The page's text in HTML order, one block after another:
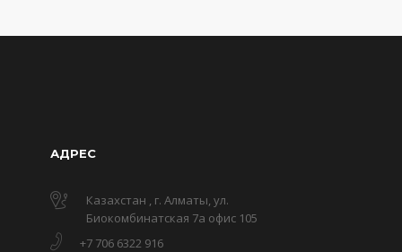
АДРЕС
Казахстан , г. Алматы, ул.
Биокомбинатская 7а офис 105
+7 706 6322 916